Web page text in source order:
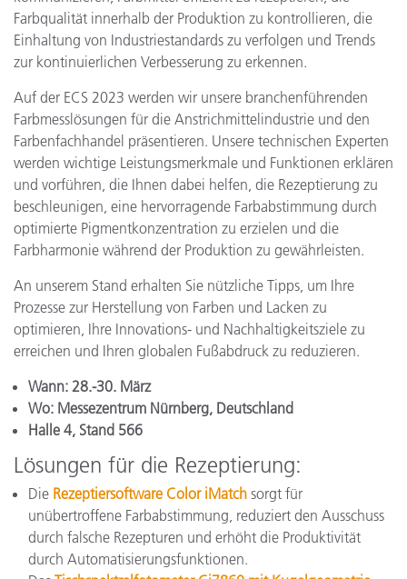
Farbqualität innerhalb der Produktion zu kontrollieren, die
Einhaltung von Industriestandards zu verfolgen und Trends
zur kontinuierlichen Verbesserung zu erkennen.
Auf der ECS 2023 werden wir unsere branchenführenden
Farbmesslösungen für die Anstrichmittelindustrie und den
Farbenfachhandel präsentieren. Unsere technischen Experten
werden wichtige Leistungsmerkmale und Funktionen erklären
und vorführen, die Ihnen dabei helfen, die Rezeptierung zu
beschleunigen, eine hervorragende Farbabstimmung durch
optimierte Pigmentkonzentration zu erzielen und die
Farbharmonie während der Produktion zu gewährleisten.
An unserem Stand erhalten Sie nützliche Tipps, um Ihre
Prozesse zur Herstellung von Farben und Lacken zu
optimieren, Ihre Innovations- und Nachhaltigkeitsziele zu
erreichen und Ihren globalen Fußabdruck zu reduzieren.
Wann: 28.-30. März
Wo: Messezentrum Nürnberg, Deutschland
Halle 4, Stand 566
Lösungen für die Rezeptierung:
Die Rezeptiersoftware Color iMatch sorgt für
unübertroffene Farbabstimmung, reduziert den Ausschuss
durch falsche Rezepturen und erhöht die Produktivität
durch Automatisierungsfunktionen.